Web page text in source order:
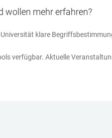
wollen mehr erfahren?
klare
verfügbar. Aktuelle